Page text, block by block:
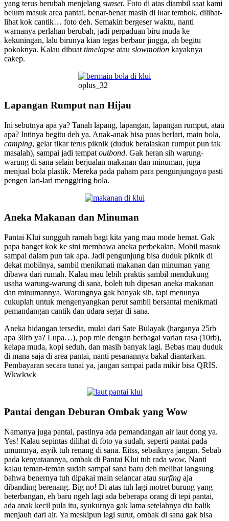
yang terus berubah menjelang sunset. Foto di atas diambil saat kami
belum masuk area pantai, benar-benar masih di luar tembok, dilihat-
lihat kok cantik… foto deh. Semakin bergeser waktu, nanti
warnanya perlahan berubah, jadi perpaduan biru muda ke
kekuningan, lalu birunya kian tegas berbaur jingga, ah begitu
pokoknya. Kalau dibuat timelapse atau slowmotion kayaknya
cakep.
oplus_32
Lapangan Rumput nan Hijau
Ini sebutnya apa ya? Tanah lapang, lapangan, lapangan rumput, atau
apa? Intinya begitu deh ya. Anak-anak bisa puas berlari, main bola,
camping, gelar tikar terus piknik (duduk beralaskan rumput pun tak
masalah), sampai jadi tempat outbond. Gak heran sih warung-
warung di sana selain berjualan makanan dan minuman, juga
menjual bola plastik. Mereka pada paham para pengunjungnya pasti
pengen lari-lari menggiring bola.
Aneka Makanan dan Minuman
Pantai Klui sungguh ramah bagi kita yang mau mode hemat. Gak
papa banget kok ke sini membawa aneka perbekalan. Mobil masuk
sampai dalam pun tak apa. Jadi pengunjung bisa duduk piknik di
dekat mobilnya, sambil menikmati makanan dan minuman yang
dibawa dari rumah. Kalau mau lebih praktis sambil mendukung
usaha warung-warung di sana, boleh tuh dipesan aneka makanan
dan minumannya. Warungnya gak banyak sih, tapi menunya
cukuplah untuk mengenyangkan perut sambil bersantai menikmati
pemandangan cantik dan udara segar di sana.
Aneka hidangan tersedia, mulai dari Sate Bulayak (harganya 25rb
apa 30rb ya? Lupa…), pop mie dengan berbagai varian rasa (10rb),
kelapa muda, kopi seduh, dan masih banyak lagi. Bebas mau duduk
di mana saja di area pantai, nanti pesanannya bakal diantarkan.
Pembayaran secara tunai ya, jangan sampai pada mikir bisa QRIS.
Wkwkwk
Pantai dengan Deburan Ombak yang Wow
Namanya juga pantai, pastinya ada pemandangan air laut dong ya.
Yes! Kalau sepintas dilihat di foto ya sudah, seperti pantai pada
umumnya, asyik tuh renang di sana. Eitss, sebaiknya jangan. Sebab
pada kenyataannya, ombak di Pantai Klui tuh rada wow. Nanti
kalau teman-teman sudah sampai sana baru deh melihat langsung
bahwa benernya tuh dipakai main selancar atau surfing aja
dibanding berenang. Big no! Di atas tuh lagi motret burung yang
beterbangan, eh baru ngeh lagi ada beberapa orang di tepi pantai,
ada anak kecil pula itu, syukurnya gak lama setelahnya dia balik
menjauh dari air. Ya meskipun lagi surut, ombak di sana gak bisa